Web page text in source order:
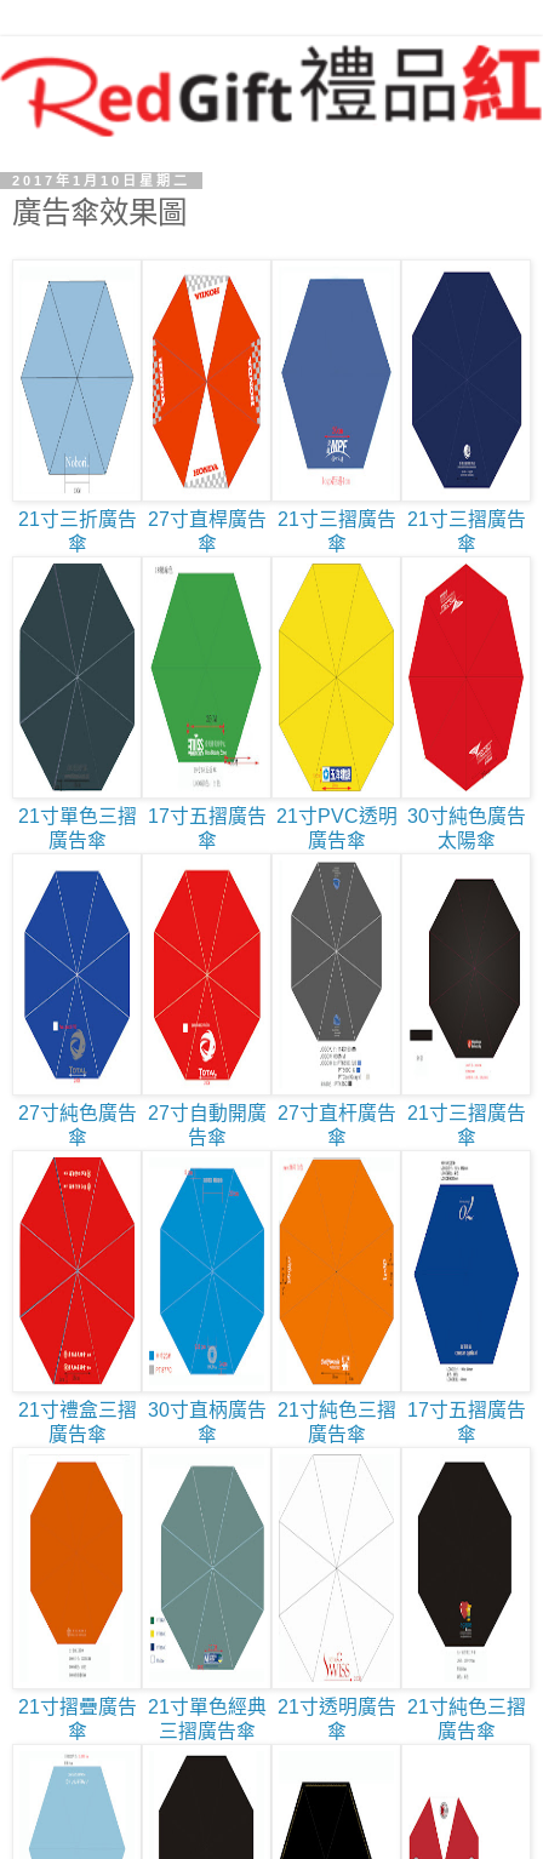
2017年1月10日星期二
廣告傘效果圖
21寸三折廣告
傘
27寸直桿廣告
傘
21寸三摺廣告
傘
21寸三摺廣告
傘
21寸單色三摺
廣告傘
17寸五摺廣告
傘
21寸PVC透明
廣告傘
30寸純色廣告
太陽傘
27寸純色廣告
傘
27寸自動開廣
告傘
27寸直杆廣告
傘
21寸三摺廣告
傘
21寸禮盒三摺
廣告傘
30寸直柄廣告
傘
21寸純色三摺
廣告傘
17寸五摺廣告
傘
21寸摺疊廣告
傘
21寸單色經典
三摺廣告傘
21寸透明廣告
傘
21寸純色三摺
廣告傘